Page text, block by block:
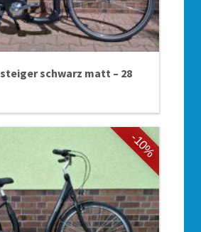
schwarz matt – 28
-10%